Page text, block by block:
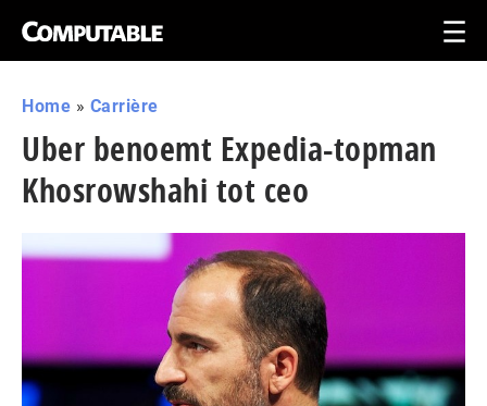
Home » Carrière
Uber benoemt Expedia-topman
Khosrowshahi tot ceo